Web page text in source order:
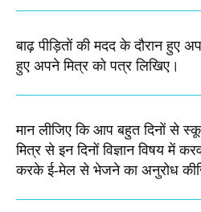
बाढ़ पीड़ितों की मदद के दौरान हुए
हुए अपने मित्र को पत्र लिखिए​।
मान लीजिए कि आप बहुत दिनों से
मित्र से इन दिनों विज्ञान विषय में
करके ई-मेल से भेजने का अनुरोध